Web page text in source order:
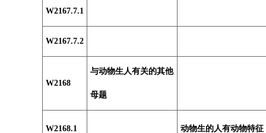
W2167.7.1
W2167.7.2
W2168
与动物生人有关的其他
母题
W2168.1 动物生的人有动物特征